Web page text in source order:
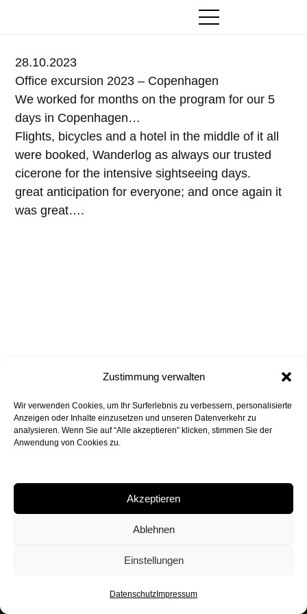
Zustimmung verwalten
Wir verwenden Cookies, um Ihr Surferlebnis zu verbessern, personalisierte
Anzeigen oder Inhalte einzusetzen und unseren Datenverkehr zu
analysieren. Wenn Sie auf “Alle akzeptieren” klicken, stimmen Sie der
Anwendung von Cookies zu.
Akzeptieren
Ablehnen
Einstellungen
Datenschutz Impressum
Inhalt
springen
28.10.2023
Office excursion 2023 – Copenhagen
We worked for months on the program for our 5
days in Copenhagen…
Flights, bicycles and a hotel in the middle of it all
were booked, Wanderlog as always our trusted
cicerone for the intensive sightseeing days.
great anticipation for everyone; and once again it
was great….
Back to Top
Peter Bohn Architekten GmbH
Rossmarkt 6, 80331 München
mail@peterbohn.com